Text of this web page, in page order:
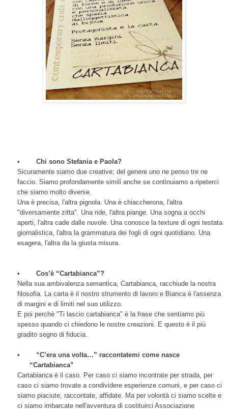
•
Chi sono Stefania e Paola?
Sicuramente siamo due creative; del genere uno ne penso tre ne
faccio. Siamo profondamente simili anche se continuiamo a ripeterci
che siamo molto diverse.
Una è precisa, l'altra pignola. Una è chiaccherona, l'altra
"diversamente zitta". Una ride, l'altra piange. Una sogna a occhi
aperti, l'altra cade dalle nuvole. Una conosce la texture di ogni testata
giornalistica, l'altra la grammatura dei fogli di ogni quotidiano. Una
esagera, l'altra da la giusta misura.
•
Cos’è “Cartabianca”?
Nella sua ambivalenza semantica, Cartabianca, racchiude la nostra
filosofia. La carta è il nostro strumento di lavoro e Bianca è l'assenza
di margini e di limiti nel suo utilizzo.
E poi perchè "Ti lascio cartabianca" è la frase che sentiamo più
spesso quando ci chiedono le nostre creazioni. E questo è il più
gradito segno di fiducia.
•
“C’era una volta…” raccontatemi come nasce
“Cartabianca”
Cartabianca è il caso. Per caso ci siamo incontrate per strada, per
caso ci siamo trovate a condividere esperienze comuni, e per caso ci
siamo piaciute, raccontate, affidate. Ma per volontà ci siamo scelte e
ci siamo imbarcate nell'avventura di costituirci Associazione